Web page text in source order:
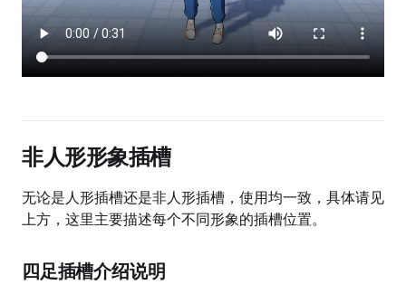
非人形形象插槽
无论是人形插槽还是非人形插槽，使用均一致，具体请见
上方，这里主要描述每个不同形象的插槽位置。
四足插槽介绍说明